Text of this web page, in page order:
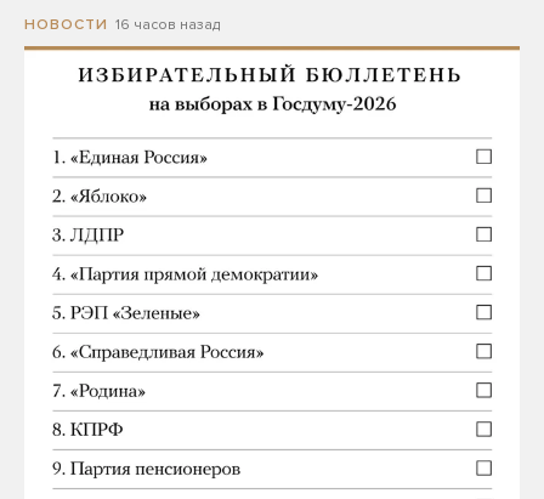
НОВОСТИ 16 часов назад